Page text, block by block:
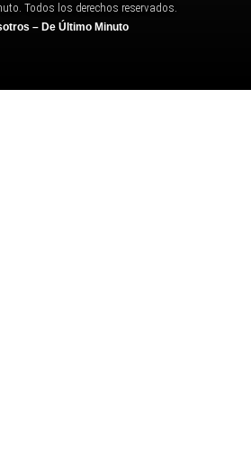
Todos los derechos reservados.
– De Último Minuto